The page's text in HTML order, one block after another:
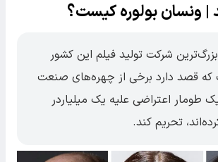
| ونسان بولوره کیست؟
بزرگ‌ترین شرکت تولید فیلم این کشور
که قصد دارد برخی از چهره‌های صنعت
طومار اعتراضی علیه یک میلیاردر
تحریم کند.